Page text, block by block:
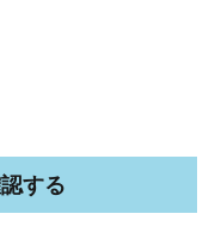
する